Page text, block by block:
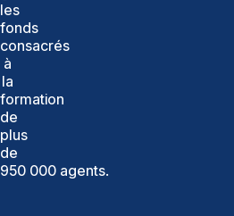
les
fonds
consacrés
à
la
formation
de
plus
de
950 000 agents.